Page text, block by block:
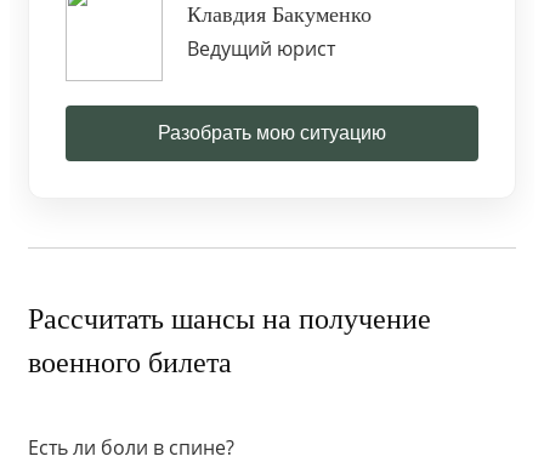
Клавдия Бакуменко
Ведущий юрист
Разобрать мою ситуацию
Рассчитать шансы на получение
военного билета
Есть ли боли в спине?